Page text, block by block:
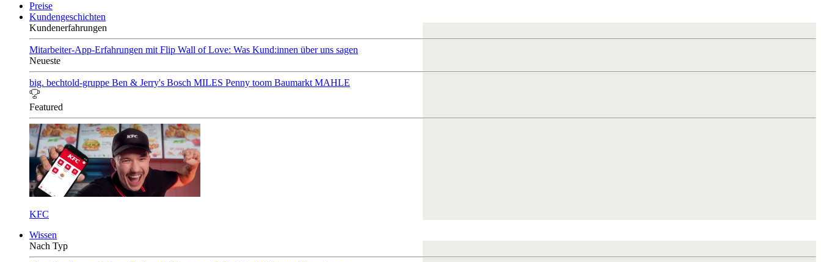
Preise
Kundengeschichten
Kundenerfahrungen
Mitarbeiter-App-Erfahrungen mit Flip Wall of Love: Was Kund:innen über uns sagen
Neueste
big. bechtold-gruppe Ben & Jerry's Bosch MILES Penny toom Baumarkt MAHLE
Featured
KFC
Wissen
Nach Typ